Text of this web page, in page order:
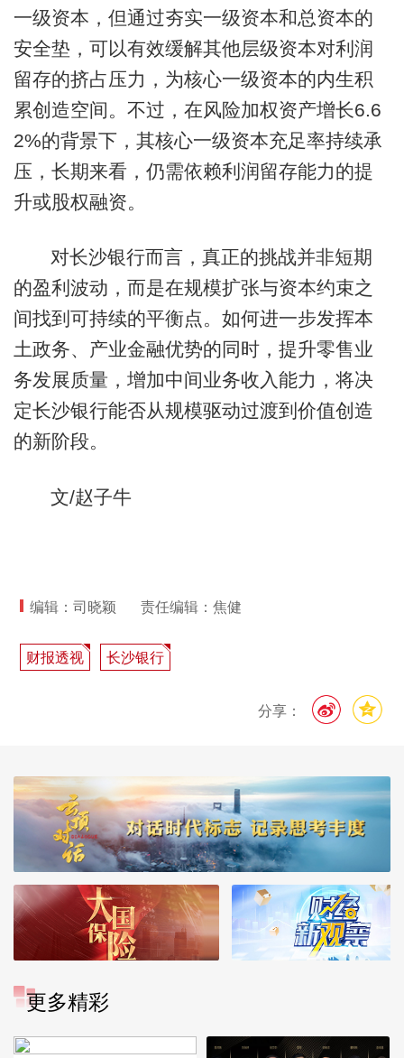
一级资本，但通过夯实一级资本和总资本的
安全垫，可以有效缓解其他层级资本对利润
留存的挤占压力，为核心一级资本的内生积
累创造空间。不过，在风险加权资产增长6.6
2%的背景下，其核心一级资本充足率持续承
压，长期来看，仍需依赖利润留存能力的提
升或股权融资。
对长沙银行而言，真正的挑战并非短期
的盈利波动，而是在规模扩张与资本约束之
间找到可持续的平衡点。如何进一步发挥本
土政务、产业金融优势的同时，提升零售业
务发展质量，增加中间业务收入能力，将决
定长沙银行能否从规模驱动过渡到价值创造
的新阶段。
文/赵子牛
编辑：司晓颖 责任编辑：焦健
财报透视 长沙银行
分享：
更多精彩